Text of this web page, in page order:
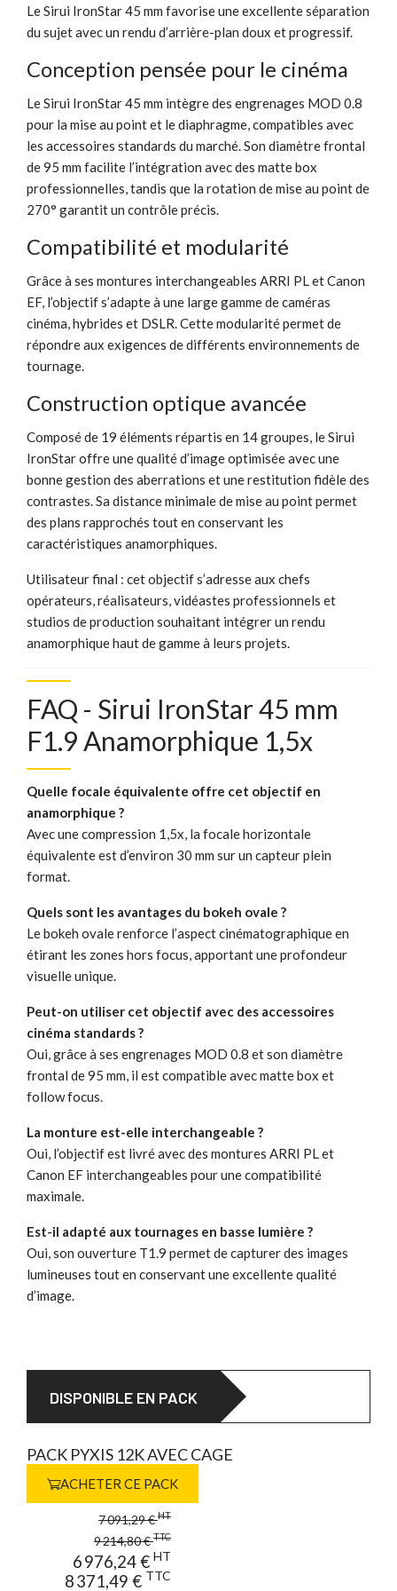
Le Sirui IronStar 45 mm favorise une excellente séparation
du sujet avec un rendu d’arrière-plan doux et progressif.
Conception pensée pour le cinéma
Le Sirui IronStar 45 mm intègre des engrenages MOD 0.8
pour la mise au point et le diaphragme, compatibles avec
les accessoires standards du marché. Son diamètre frontal
de 95 mm facilite l’intégration avec des matte box
professionnelles, tandis que la rotation de mise au point de
270° garantit un contrôle précis.
Compatibilité et modularité
Grâce à ses montures interchangeables ARRI PL et Canon
EF, l’objectif s’adapte à une large gamme de caméras
cinéma, hybrides et DSLR. Cette modularité permet de
répondre aux exigences de différents environnements de
tournage.
Construction optique avancée
Composé de 19 éléments répartis en 14 groupes, le Sirui
IronStar offre une qualité d’image optimisée avec une
bonne gestion des aberrations et une restitution fidèle des
contrastes. Sa distance minimale de mise au point permet
des plans rapprochés tout en conservant les
caractéristiques anamorphiques.
Utilisateur final : cet objectif s’adresse aux chefs
opérateurs, réalisateurs, vidéastes professionnels et
studios de production souhaitant intégrer un rendu
anamorphique haut de gamme à leurs projets.
FAQ - Sirui IronStar 45 mm
F1.9 Anamorphique 1,5x
Quelle focale équivalente offre cet objectif en
anamorphique ?
Avec une compression 1,5x, la focale horizontale
équivalente est d’environ 30 mm sur un capteur plein
format.
Quels sont les avantages du bokeh ovale ?
Le bokeh ovale renforce l’aspect cinématographique en
étirant les zones hors focus, apportant une profondeur
visuelle unique.
Peut-on utiliser cet objectif avec des accessoires
cinéma standards ?
Oui, grâce à ses engrenages MOD 0.8 et son diamètre
frontal de 95 mm, il est compatible avec matte box et
follow focus.
La monture est-elle interchangeable ?
Oui, l’objectif est livré avec des montures ARRI PL et
Canon EF interchangeables pour une compatibilité
maximale.
Est-il adapté aux tournages en basse lumière ?
Oui, son ouverture T1.9 permet de capturer des images
lumineuses tout en conservant une excellente qualité
d’image.
DISPONIBLE EN PACK
PACK PYXIS 12K AVEC CAGE
ACHETER CE PACK
7 091,29 € HT
9 214,80 €TTC
6 976,24 € HT
8 371,49 € TTC